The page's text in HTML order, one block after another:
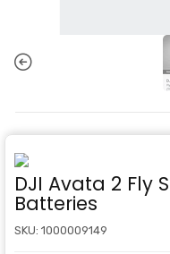
DJI Avata 2 Fly
Batteries
SKU: 1000009149